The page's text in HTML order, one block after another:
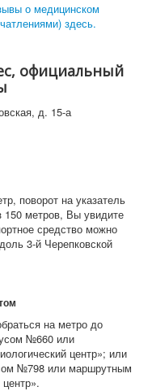
о медицинском
здесь.
официальный
д. 15-а
поворот на указатель
150 метров, Вы увидите
средство можно
3-й Черепковской
на метро до
№660 или
центр»; или
№798 или маршрутным